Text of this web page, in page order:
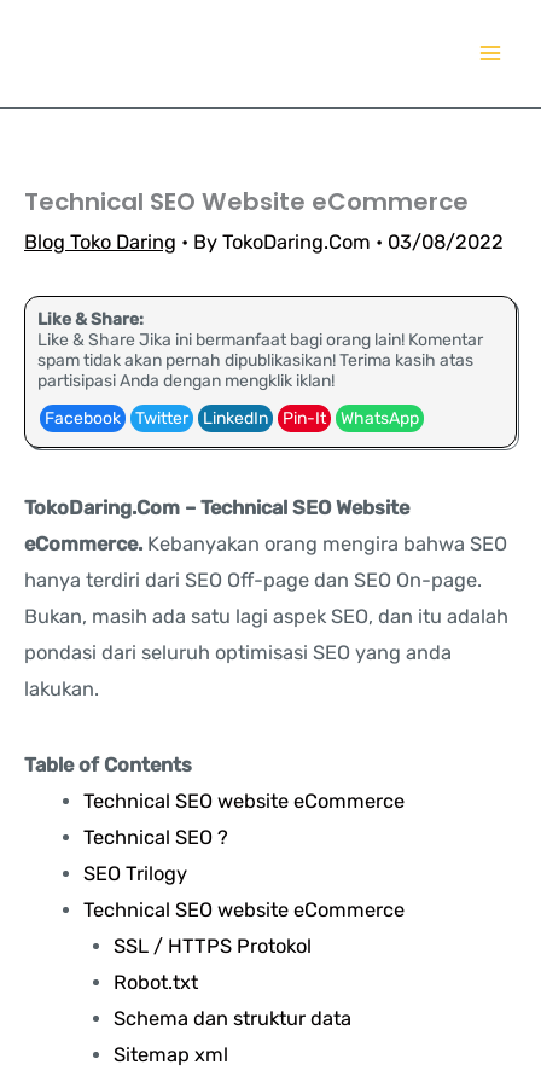
Technical SEO Website eCommerce
Blog Toko Daring • By TokoDaring.Com • 03/08/2022
Like & Share:
Like & Share Jika ini bermanfaat bagi orang lain! Komentar
spam tidak akan pernah dipublikasikan! Terima kasih atas
partisipasi Anda dengan mengklik iklan!
Facebook
Twitter LinkedIn Pin-It WhatsApp
TokoDaring.Com – Technical SEO Website
eCommerce. Kebanyakan orang mengira bahwa SEO
hanya terdiri dari SEO Off-page dan SEO On-page.
Bukan, masih ada satu lagi aspek SEO, dan itu adalah
pondasi dari seluruh optimisasi SEO yang anda
lakukan.
Table of Contents
Technical SEO website eCommerce
Technical SEO ?
SEO Trilogy
Technical SEO website eCommerce
SSL / HTTPS Protokol
Robot.txt
Schema dan struktur data
Sitemap xml